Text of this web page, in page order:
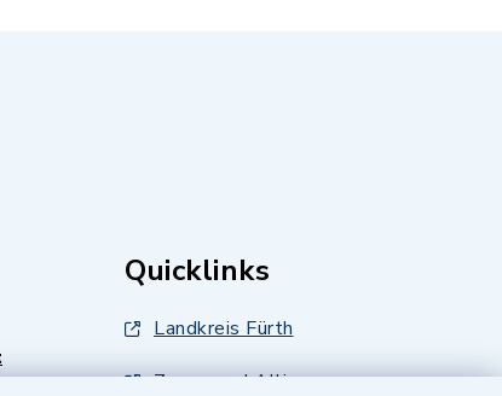
Quicklinks
Landkreis Fürth
Zenngrund Allianz